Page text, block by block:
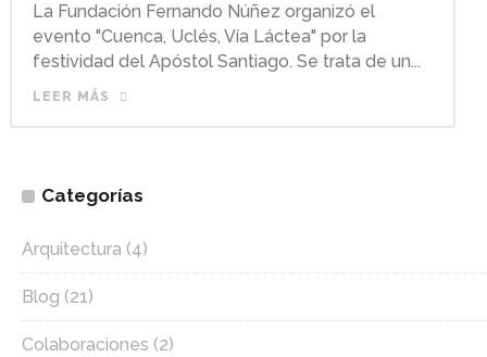
La Fundación Fernando Núñez organizó el
evento "Cuenca, Uclés, Vía Láctea" por la
festividad del Apóstol Santiago. Se trata de un...
LEER MÁS
Categorías
Arquitectura (4)
Blog (21)
Colaboraciones (2)